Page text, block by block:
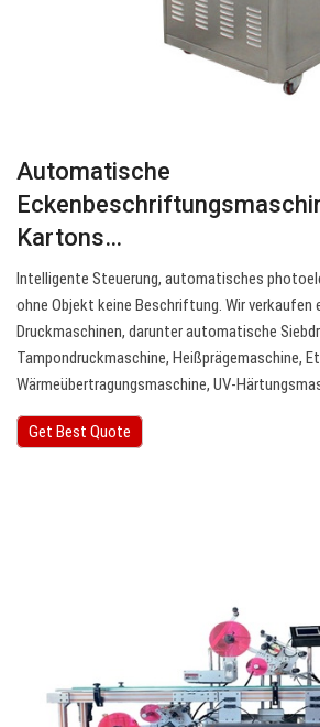
Automatische
Kartons…
Intelligente Steuerung, automatisches
ohne Objekt keine Beschriftung. Wir verkaufen
Druckmaschinen, darunter automatische
Tampondruckmaschine, Heißprägemaschine,
Wärmeübertragungsmaschine, UV-
Get Best Quote